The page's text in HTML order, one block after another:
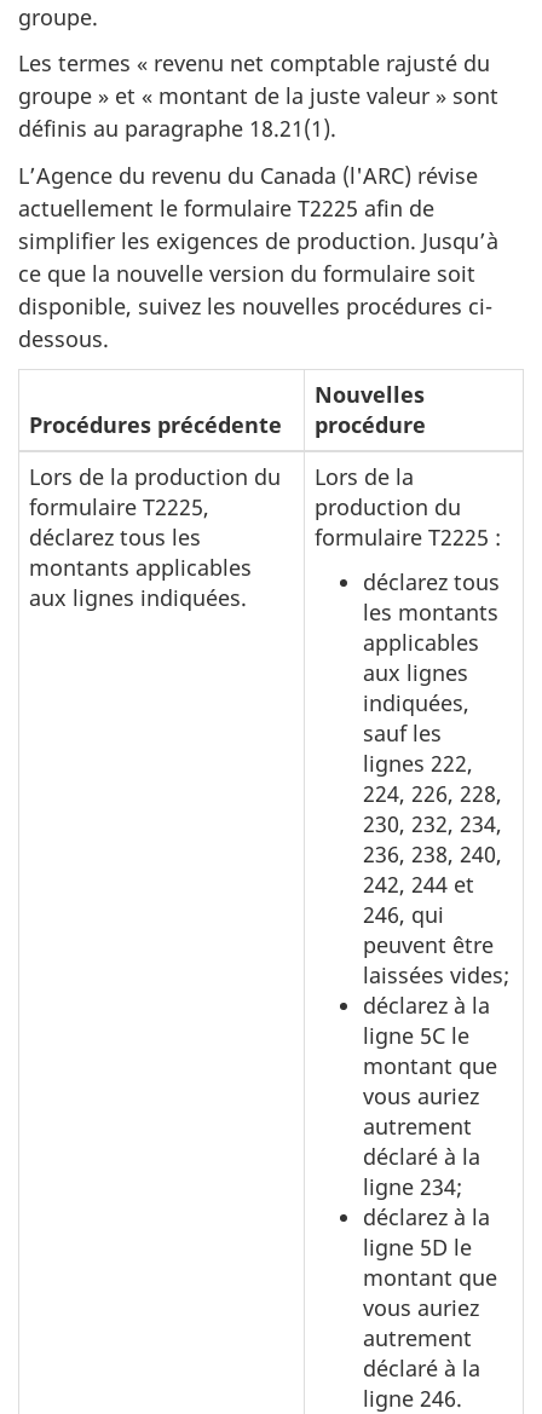
groupe.
Les termes « revenu net comptable rajusté du
groupe » et « montant de la juste valeur » sont
définis au paragraphe 18.21(1).
L’Agence du revenu du Canada (l'ARC) révise
actuellement le formulaire T2225 afin de
simplifier les exigences de production. Jusqu’à
ce que la nouvelle version du formulaire soit
disponible, suivez les nouvelles procédures ci-
dessous.
Procédures précédente
Nouvelles
procédure
Lors de la production du
formulaire T2225,
déclarez tous les
montants applicables
aux lignes indiquées.
Lors de la
production du
formulaire T2225 :
déclarez tous
les montants
applicables
aux lignes
indiquées,
sauf les
lignes 222,
224, 226, 228,
230, 232, 234,
236, 238, 240,
242, 244 et
246, qui
peuvent être
laissées vides;
déclarez à la
ligne 5C le
montant que
vous auriez
autrement
déclaré à la
ligne 234;
déclarez à la
ligne 5D le
montant que
vous auriez
autrement
déclaré à la
ligne 246.